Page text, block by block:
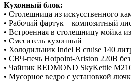
Кухонный блок:
• Столешница из искусственного
• Рабочий фартук – композитный
• Встроенная в столешницу мойка
• Смеситель кухонный
• Холодильник Indel B cruise 140
• СВЧ-печь Hotpoint-Ariston 220В без
• Чайник REDMOND SkyKettle
• Мусорное ведро с установкой